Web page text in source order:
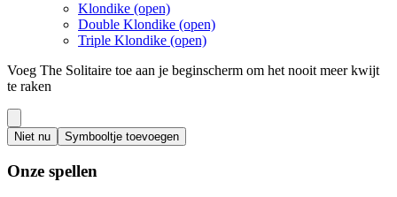
Klondike (open)
Double Klondike (open)
Triple Klondike (open)
Voeg The Solitaire toe aan je beginscherm om het nooit meer kwijt
te raken
Niet nu Symbooltje toevoegen
Onze spellen